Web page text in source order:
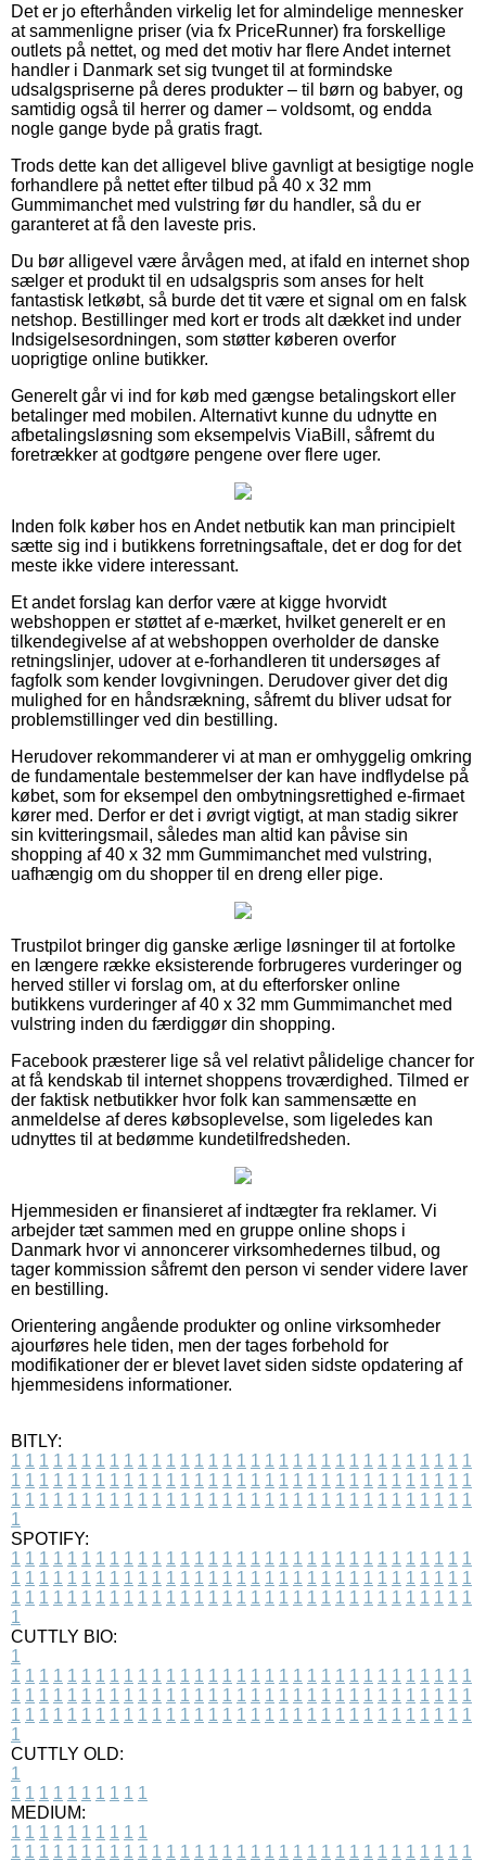
Det er jo efterhånden virkelig let for almindelige mennesker
at sammenligne priser (via fx PriceRunner) fra forskellige
outlets på nettet, og med det motiv har flere Andet internet
handler i Danmark set sig tvunget til at formindske
udsalgspriserne på deres produkter – til børn og babyer, og
samtidig også til herrer og damer – voldsomt, og endda
nogle gange byde på gratis fragt.
Trods dette kan det alligevel blive gavnligt at besigtige nogle
forhandlere på nettet efter tilbud på 40 x 32 mm
Gummimanchet med vulstring før du handler, så du er
garanteret at få den laveste pris.
Du bør alligevel være årvågen med, at ifald en internet shop
sælger et produkt til en udsalgspris som anses for helt
fantastisk letkøbt, så burde det tit være et signal om en falsk
netshop. Bestillinger med kort er trods alt dækket ind under
Indsigelsesordningen, som støtter køberen overfor
uoprigtige online butikker.
Generelt går vi ind for køb med gængse betalingskort eller
betalinger med mobilen. Alternativt kunne du udnytte en
afbetalingsløsning som eksempelvis ViaBill, såfremt du
foretrækker at godtgøre pengene over flere uger.
Inden folk køber hos en Andet netbutik kan man principielt
sætte sig ind i butikkens forretningsaftale, det er dog for det
meste ikke videre interessant.
Et andet forslag kan derfor være at kigge hvorvidt
webshoppen er støttet af e-mærket, hvilket generelt er en
tilkendegivelse af at webshoppen overholder de danske
retningslinjer, udover at e-forhandleren tit undersøges af
fagfolk som kender lovgivningen. Derudover giver det dig
mulighed for en håndsrækning, såfremt du bliver udsat for
problemstillinger ved din bestilling.
Herudover rekommanderer vi at man er omhyggelig omkring
de fundamentale bestemmelser der kan have indflydelse på
købet, som for eksempel den ombytningsrettighed e-firmaet
kører med. Derfor er det i øvrigt vigtigt, at man stadig sikrer
sin kvitteringsmail, således man altid kan påvise sin
shopping af 40 x 32 mm Gummimanchet med vulstring,
uafhængig om du shopper til en dreng eller pige.
Trustpilot bringer dig ganske ærlige løsninger til at fortolke
en længere række eksisterende forbrugeres vurderinger og
herved stiller vi forslag om, at du efterforsker online
butikkens vurderinger af 40 x 32 mm Gummimanchet med
vulstring inden du færdiggør din shopping.
Facebook præsterer lige så vel relativt pålidelige chancer for
at få kendskab til internet shoppens troværdighed. Tilmed er
der faktisk netbutikker hvor folk kan sammensætte en
anmeldelse af deres købsoplevelse, som ligeledes kan
udnyttes til at bedømme kundetilfredsheden.
Hjemmesiden er finansieret af indtægter fra reklamer. Vi
arbejder tæt sammen med en gruppe online shops i
Danmark hvor vi annoncerer virksomhedernes tilbud, og
tager kommission såfremt den person vi sender videre laver
en bestilling.
Orientering angående produkter og online virksomheder
ajourføres hele tiden, men der tages forbehold for
modifikationer der er blevet lavet siden sidste opdatering af
hjemmesidens informationer.
BITLY:
1 1 1 1 1 1 1 1 1 1 1 1 1 1 1 1 1 1 1 1 1 1 1 1 1 1 1 1 1 1 1 1 1
1 1 1 1 1 1 1 1 1 1 1 1 1 1 1 1 1 1 1 1 1 1 1 1 1 1 1 1 1 1 1 1 1
1 1 1 1 1 1 1 1 1 1 1 1 1 1 1 1 1 1 1 1 1 1 1 1 1 1 1 1 1 1 1 1 1
1
SPOTIFY:
1 1 1 1 1 1 1 1 1 1 1 1 1 1 1 1 1 1 1 1 1 1 1 1 1 1 1 1 1 1 1 1 1
1 1 1 1 1 1 1 1 1 1 1 1 1 1 1 1 1 1 1 1 1 1 1 1 1 1 1 1 1 1 1 1 1
1 1 1 1 1 1 1 1 1 1 1 1 1 1 1 1 1 1 1 1 1 1 1 1 1 1 1 1 1 1 1 1 1
1
CUTTLY BIO:
1
1 1 1 1 1 1 1 1 1 1 1 1 1 1 1 1 1 1 1 1 1 1 1 1 1 1 1 1 1 1 1 1 1
1 1 1 1 1 1 1 1 1 1 1 1 1 1 1 1 1 1 1 1 1 1 1 1 1 1 1 1 1 1 1 1 1
1 1 1 1 1 1 1 1 1 1 1 1 1 1 1 1 1 1 1 1 1 1 1 1 1 1 1 1 1 1 1 1 1
1
CUTTLY OLD:
1
1 1 1 1 1 1 1 1 1 1
MEDIUM:
1 1 1 1 1 1 1 1 1 1
1 1 1 1 1 1 1 1 1 1 1 1 1 1 1 1 1 1 1 1 1 1 1 1 1 1 1 1 1 1 1 1 1